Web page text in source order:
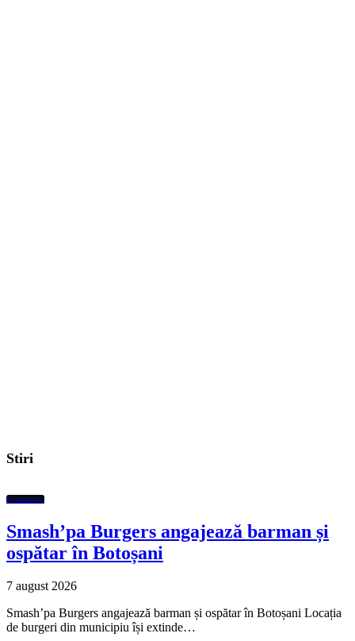
Stiri
Economic
Smash’pa Burgers angajează barman și
ospătar în Botoșani
7 august 2026
Smash’pa Burgers angajează barman și ospătar în Botoșani Locația
de burgeri din municipiu își extinde…